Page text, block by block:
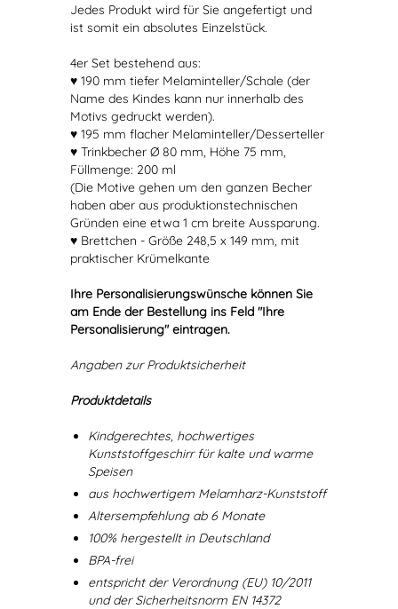
Jedes Produkt wird für Sie angefertigt und
ist somit ein absolutes Einzelstück.
4er Set bestehend aus:
♥ 190 mm tiefer Melaminteller/Schale (der
Name des Kindes kann nur innerhalb des
Motivs gedruckt werden).
♥ 195 mm flacher Melaminteller/Desserteller
♥ Trinkbecher Ø 80 mm, Höhe 75 mm,
Füllmenge: 200 ml
(Die Motive gehen um den ganzen Becher
haben aber aus produktionstechnischen
Gründen eine etwa 1 cm breite Aussparung.
♥ Brettchen - Größe 248,5 x 149 mm, mit
praktischer Krümelkante
Ihre Personalisierungswünsche können Sie
am Ende der Bestellung ins Feld "Ihre
Personalisierung" eintragen.
Angaben zur Produktsicherheit
Produktdetails
Kindgerechtes, hochwertiges
Kunststoffgeschirr für kalte und warme
Speisen
aus hochwertigem Melamharz-Kunststoff
Altersempfehlung ab 6 Monate
100% hergestellt in Deutschland
BPA-frei
entspricht der Verordnung (EU) 10/2011
und der Sicherheitsnorm EN 14372